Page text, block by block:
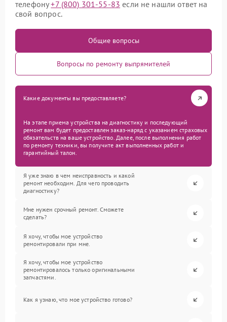
телефону+7 (800) 301-55-83 если не нашли ответ на
свой вопрос.
Общие вопросы
Вопросы по ремонту выпрямителей
Какие документы вы предоставляете?
На этапе приема устройства на диагностику и последующий
ремонт вам будет предоставлен заказ-наряд с указанием страховых
обязательств на ваше устройство. Далее, после выполнения работ
по ремонту техники, вы получите акт выполненных работ и
гарантийный талон.
Я уже знаю в чем неисправность и какой
ремонт необходим. Для чего проводить
диагностику?
Мне нужен срочный ремонт. Сможете
сделать?
Я хочу, чтобы мое устройство
ремонтировали при мне.
Я хочу, чтобы мое устройство
ремонтировалось только оригинальными
запчастями.
Как я узнаю, что мое устройство готово?